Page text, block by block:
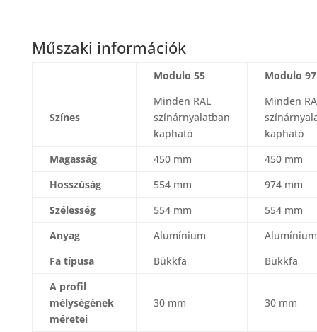
Műszaki információk
Modulo 55 Modulo 97
Színes
Minden RAL
színárnyalatban
kapható
Minden
kapható
Magasság
450 mm
450 mm
Hosszúság
554 mm
974 mm
Szélesség
554 mm
554 mm
Anyag
Alumínium
Alumínium
Fa típusa
Bükkfa
Bükkfa
A profil
mélységének
méretei
30 mm 30 mm